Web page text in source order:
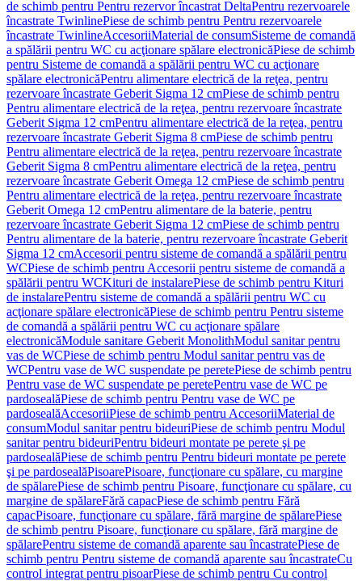
de schimb pentru Pentru rezervor încastrat DeltaPentru rezervoarele
încastrate TwinlinePiese de schimb pentru Pentru rezervoarele
încastrate TwinlineAccesoriiMaterial de consumSisteme de comandă
a spălării pentru WC cu acţionare spălare electronicăPiese de schimb
pentru Sisteme de comandă a spălării pentru WC cu acţionare
spălare electronicăPentru alimentare electrică de la reţea, pentru
rezervoare încastrate Geberit Sigma 12 cmPiese de schimb pentru
Pentru alimentare electrică de la reţea, pentru rezervoare încastrate
Geberit Sigma 12 cmPentru alimentare electrică de la reţea, pentru
rezervoare încastrate Geberit Sigma 8 cmPiese de schimb pentru
Pentru alimentare electrică de la reţea, pentru rezervoare încastrate
Geberit Sigma 8 cmPentru alimentare electrică de la reţea, pentru
rezervoare încastrate Geberit Omega 12 cmPiese de schimb pentru
Pentru alimentare electrică de la reţea, pentru rezervoare încastrate
Geberit Omega 12 cmPentru alimentare de la baterie, pentru
rezervoare încastrate Geberit Sigma 12 cmPiese de schimb pentru
Pentru alimentare de la baterie, pentru rezervoare încastrate Geberit
Sigma 12 cmAccesorii pentru sisteme de comandă a spălării pentru
WCPiese de schimb pentru Accesorii pentru sisteme de comandă a
spălării pentru WCKituri de instalarePiese de schimb pentru Kituri
de instalarePentru sisteme de comandă a spălării pentru WC cu
acţionare spălare electronicăPiese de schimb pentru Pentru sisteme
de comandă a spălării pentru WC cu acţionare spălare
electronicăModule sanitare Geberit MonolithModul sanitar pentru
vas de WCPiese de schimb pentru Modul sanitar pentru vas de
WCPentru vase de WC suspendate pe peretePiese de schimb pentru
Pentru vase de WC suspendate pe peretePentru vase de WC pe
pardosealăPiese de schimb pentru Pentru vase de WC pe
pardosealăAccesoriiPiese de schimb pentru AccesoriiMaterial de
consumModul sanitar pentru bideuriPiese de schimb pentru Modul
sanitar pentru bideuriPentru bideuri montate pe perete şi pe
pardosealăPiese de schimb pentru Pentru bideuri montate pe perete
şi pe pardosealăPisoarePisoare, funcţionare cu spălare, cu margine
de spălarePiese de schimb pentru Pisoare, funcţionare cu spălare, cu
margine de spălareFără capacPiese de schimb pentru Fără
capacPisoare, funcţionare cu spălare, fără margine de spălarePiese
de schimb pentru Pisoare, funcţionare cu spălare, fără margine de
spălarePentru sisteme de comandă aparente sau încastratePiese de
schimb pentru Pentru sisteme de comandă aparente sau încastrateCu
control integrat pentru pisoarPiese de schimb pentru Cu control